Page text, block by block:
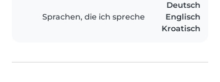
Sprachen, die ich spreche
Deutsch
Englisch
Kroatisch